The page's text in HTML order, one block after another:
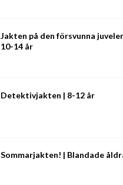
Jakten på den försvunna
10-14 år
Detektivjakten | 8-12 år
Sommarjakten! | Blandade